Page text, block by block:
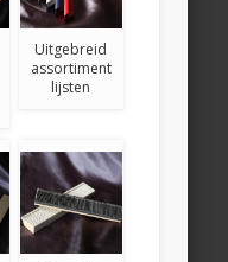
Uitgebreid
assortiment
lijsten